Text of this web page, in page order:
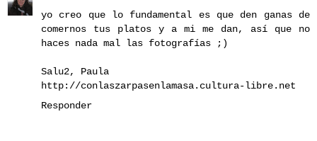
yo creo que lo fundamental es que den ganas de
comernos tus platos y a mi me dan, así que no
haces nada mal las fotografías ;)
Salu2, Paula
http://conlaszarpasenlamasa.cultura-libre.net
Responder